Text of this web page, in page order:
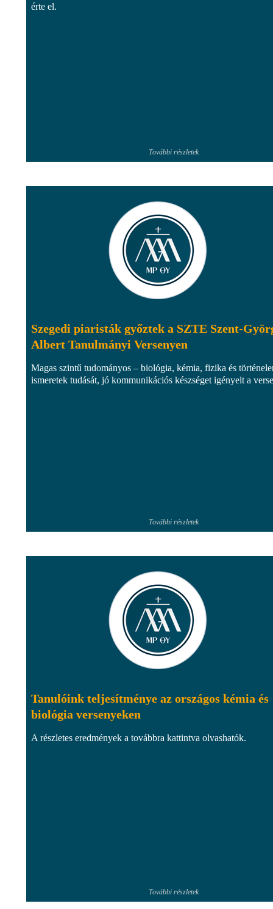
érte el.
További részletek
Szegedi piaristák győztek a SZTE Szent-
Albert Tanulmányi Versenyen
Magas szintű tudományos – biológia, kémia, fizika és
ismeretek tudását, jó kommunikációs készséget igényelt a
További részletek
Tanulóink teljesítménye az országos kémia és
biológia versenyeken
A részletes eredmények a továbbra kattintva olvashatók.
További részletek